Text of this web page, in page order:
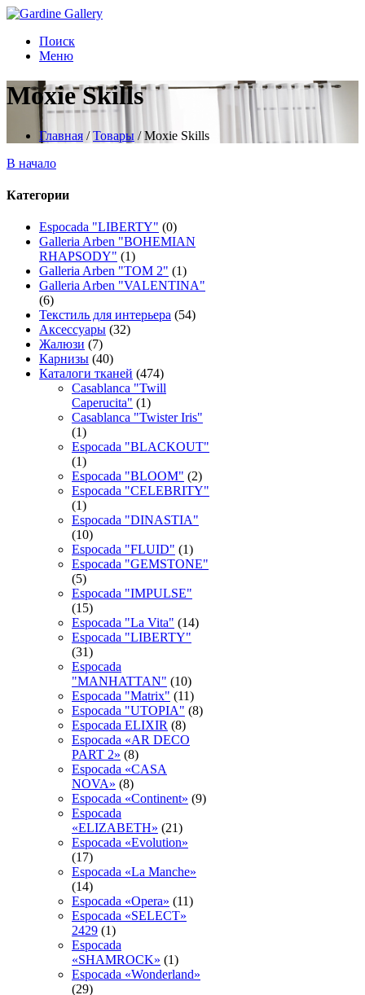
Поиск
Меню
Moxie Skills
Главная /Товары /Moxie Skills
В начало
Категории
Espocada "LIBERTY" (0)
Galleria Arben "BOHEMIAN
RHAPSODY" (1)
Galleria Arben "TOM 2" (1)
Galleria Arben "VALENTINA"
(6)
Текстиль для интерьера (54)
Аксессуары (32)
Жалюзи (7)
Карнизы (40)
Каталоги тканей (474)
Casablanca "Twill
Caperucita" (1)
Casablanca "Twister Iris"
(1)
Espocada "BLACKOUT"
(1)
Espocada "BLOOM" (2)
Espocada "CELEBRITY"
(1)
Espocada "DINASTIA"
(10)
Espocada "FLUID" (1)
Espocada "GEMSTONE"
(5)
Espocada "IMPULSE"
(15)
Espocada "La Vita" (14)
Espocada "LIBERTY"
(31)
Espocada
"MANHATTAN" (10)
Espocada "Matrix" (11)
Espocada "UTOPIA" (8)
Espocada ELIXIR (8)
Espocada «AR DECO
PART 2» (8)
Espocada «CASA
NOVA» (8)
Espocada «Continent» (9)
Espocada
«ELIZABETH» (21)
Espocada «Evolution»
(17)
Espocada «La Manche»
(14)
Espocada «Opera» (11)
Espocada «SELECT»
2429 (1)
Espocada
«SHAMROCK» (1)
Espocada «Wonderland»
(29)